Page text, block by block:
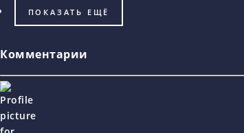
ПОКАЗАТЬ ЕЩЁ
Комментарии